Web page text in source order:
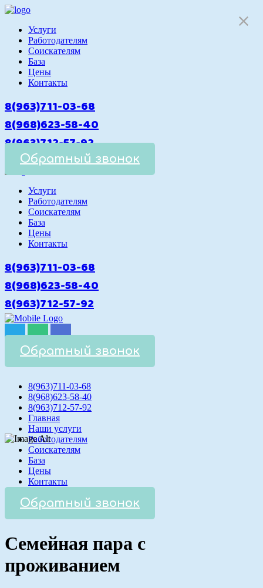
Услуги
Работодателям
Cоискателям
База
Цены
Контакты
8(963)711-03-68
8(968)623-58-40
8(963)712-57-92
Обратный звонок
Услуги
Работодателям
Cоискателям
База
Цены
Контакты
8(963)711-03-68
8(968)623-58-40
8(963)712-57-92
Обратный звонок
8(963)711-03-68
8(968)623-58-40
8(963)712-57-92
Главная
Наши услуги
Работодателям
Соискателям
База
Цены
Контакты
Обратный звонок
Семейная пара с
проживанием